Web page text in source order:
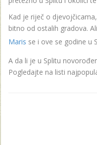
Kad je riječ o
bitno od ostalih gradova.
Maris se i ove se godine u
A da li je u Splitu
Pogledajte na listi